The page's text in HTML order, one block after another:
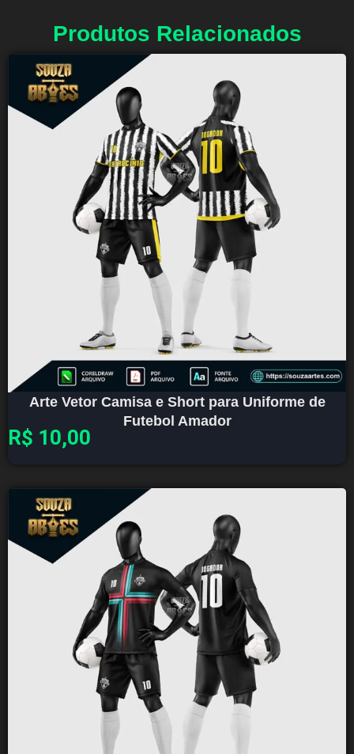
Produtos Relacionados
Arte Vetor Camisa e Short para Uniforme de
Futebol Amador
R$ 10,00